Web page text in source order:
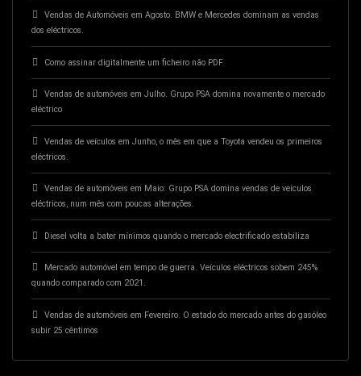
Vendas de Automóveis em Agosto. BMW e Mercedes dominam as vendas
dos eléctricos.
Como assinar digitalmente um ficheiro não PDF
Vendas de automóveis em Julho. Grupo PSA domina novamente o mercado
eléctrico
Vendas de veículos em Junho, o mês em que a Toyota vendeu os primeiros
eléctricos.
Vendas de automóveis em Maio: Grupo PSA domina vendas de veículos
eléctricos, num mês com poucas alterações.
Diesel volta a bater mínimos quando o mercado electrificado estabiliza
Mercado automóvel em tempo de guerra. Veículos eléctricos sobem 245%
quando comparado com 2021.
Vendas de automóveis em Fevereiro. O estado do mercado antes do gasóleo
subir 25 cêntimos